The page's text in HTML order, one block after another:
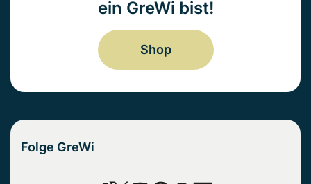
ein GreWi bist!
Shop
Folge GreWi